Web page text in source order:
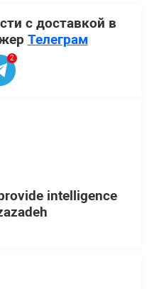
с доставкой в
Телеграм
2
intelligence